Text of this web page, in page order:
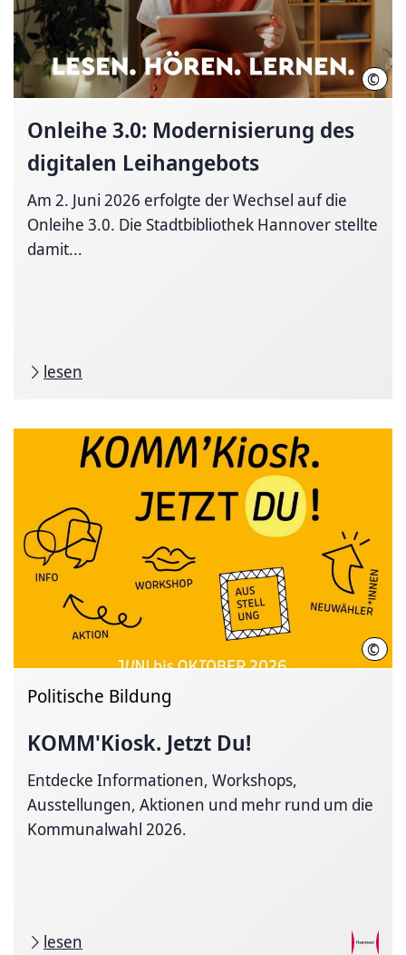
©
Onleihe 3.0: Modernisierung des
digitalen Leihangebots
Am 2. Juni 2026 erfolgte der Wechsel auf die
Onleihe 3.0. Die Stadtbibliothek Hannover stellte
damit...
lesen
© LHH
Politische Bildung
KOMM'Kiosk. Jetzt Du!
Entdecke Informationen, Workshops,
Ausstellungen, Aktionen und mehr rund um die
Kommunalwahl 2026.
lesen